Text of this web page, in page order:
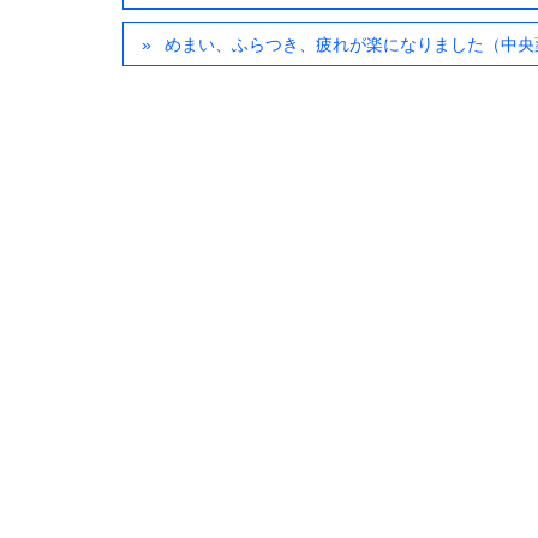
めまい、ふらつき、疲れが楽になりました（中